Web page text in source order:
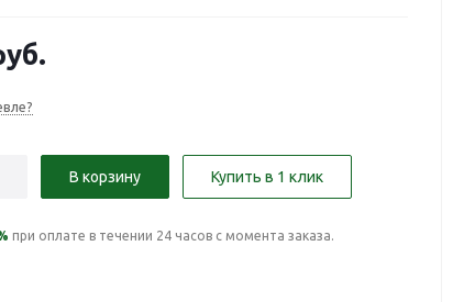
В корзину Купить в 1 клик
при оплате в течении 24 часов с момента заказа.